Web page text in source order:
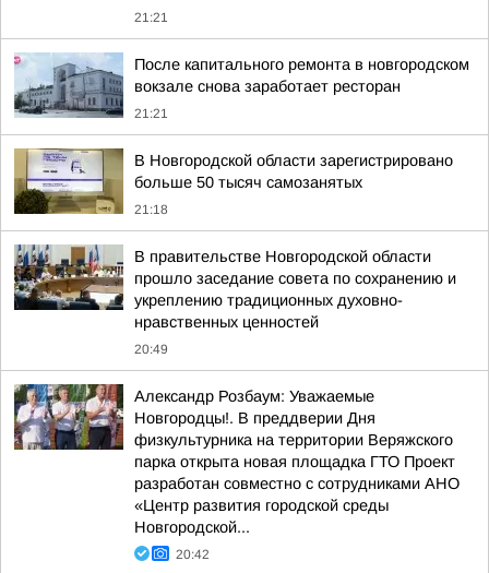
21:21
После капитального ремонта в новгородском
вокзале снова заработает ресторан
21:21
В Новгородской области зарегистрировано
больше 50 тысяч самозанятых
21:18
В правительстве Новгородской области
прошло заседание совета по сохранению и
укреплению традиционных духовно-
нравственных ценностей
20:49
Александр Розбаум: Уважаемые
Новгородцы!. В преддверии Дня
физкультурника на территории Веряжского
парка открыта новая площадка ГТО Проект
разработан совместно с сотрудниками АНО
«Центр развития городской среды
Новгородской...
20:42